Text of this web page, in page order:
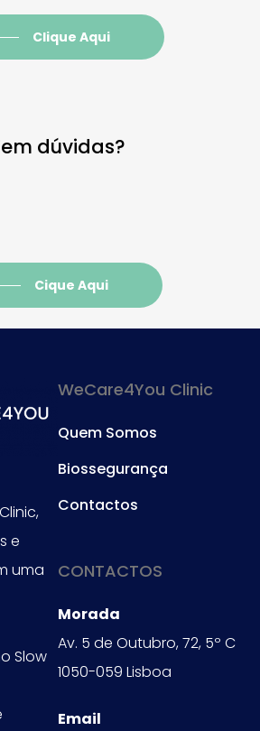
Clique Aqui
dúvidas?
Cique Aqui
e
uma
Slow
WeCare4You Clinic
Quem Somos
Biossegurança
Contactos
CONTACTOS
Morada
Av. 5 de Outubro, 72, 5º C
1050-059 Lisboa
Email